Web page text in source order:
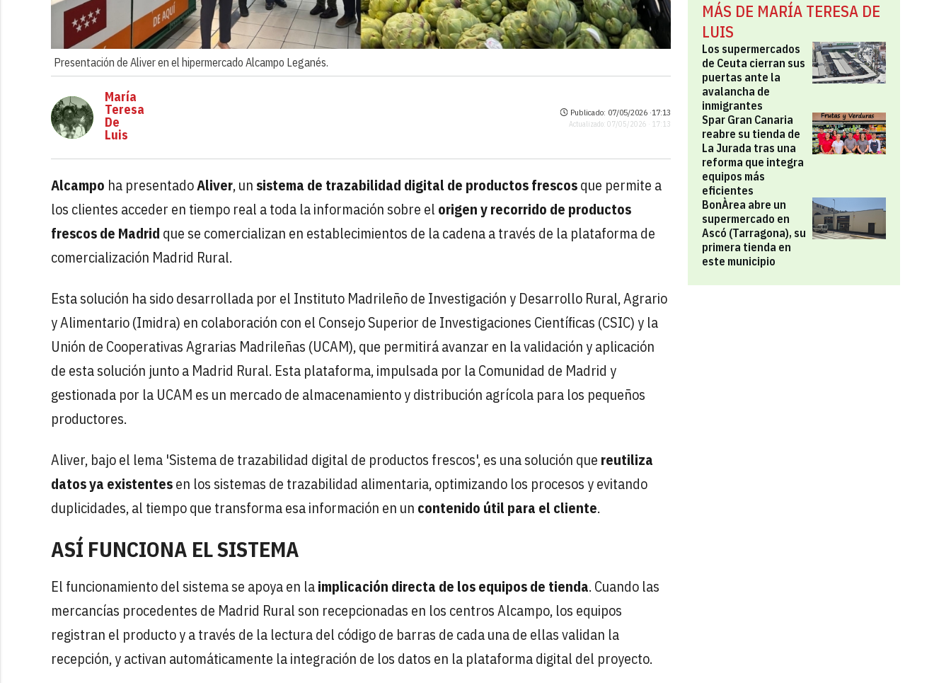
Presentación de Aliver en el hipermercado Alcampo Leganés.
MÁS DE MARÍA TERESA DE
LUIS
Los supermercados
de Ceuta cierran sus
puertas ante la
avalancha de
inmigrantes
Spar Gran Canaria
reabre su tienda de
La Jurada tras una
reforma que integra
equipos más
eficientes
BonÀrea abre un
supermercado en
Ascó (Tarragona), su
primera tienda en
este municipio
María
Teresa
De
Luis
Publicado: 07/05/2026 ·17:13
Actualizado: 07/05/2026 · 17:13
Alcampo ha presentadoAliver, un sistema de trazabilidad digitalde productos frescosque permite a
los clientes acceder en tiempo real a toda la información sobre el origen y recorrido de productos
frescos de Madrid que se comercializan en establecimientos de la cadena a través de la plataforma de
comercialización Madrid Rural.
Esta solución ha sido desarrollada por el Instituto Madrileño de Investigación y Desarrollo Rural, Agrario
y Alimentario (Imidra) en colaboración con el Consejo Superior de Investigaciones Cientíﬁcas (CSIC) y la
Unión de Cooperativas Agrarias Madrileñas (UCAM), que permitirá avanzar en la validación y aplicación
de esta solución junto a Madrid Rural. Esta plataforma, impulsada por la Comunidad de Madrid y
gestionada por la UCAM es un mercado de almacenamiento y distribución agrícola para los pequeños
productores.
Aliver, bajo el lema 'Sistema de trazabilidad digital de productos frescos', es una solución que reutiliza
datos ya existentesen los sistemas de trazabilidad alimentaria, optimizando los procesos y evitando
duplicidades, al tiempo que transforma esa información en un contenido útil para el cliente.
ASÍ FUNCIONA EL SISTEMA
El funcionamiento del sistema se apoya en laimplicación directa de los equipos de tienda. Cuando las
mercancías procedentes de Madrid Rural son recepcionadas en los centros Alcampo, los equipos
registran el producto y a través de la lectura del código de barras de cada una de ellas validan la
recepción, y activan automáticamente la integración de los datos en la plataforma digital del proyecto.